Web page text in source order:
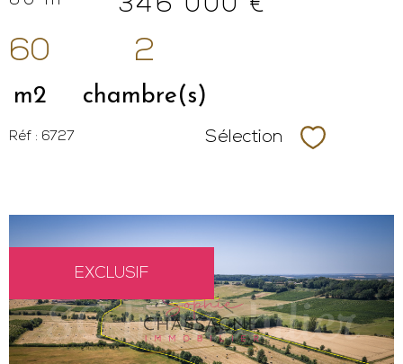
346 000 €
60
m2
2
chambre(s)
Réf : 6727 Sélection
EXCLUSIF
VOIR LE
BIEN